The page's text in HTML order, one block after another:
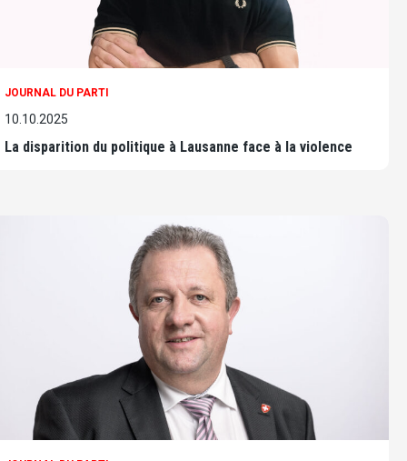
JOURNAL DU PARTI
10.10.2025
La disparition du politique à Lausanne face à la violence